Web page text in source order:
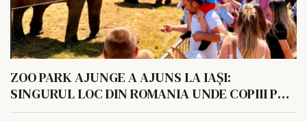
ZOO PARK AJUNGE A AJUNS LA IAȘI:
SINGURUL LOC DIN ROMANIA UNDE COPIII POT
HRANI UN ELEFANT